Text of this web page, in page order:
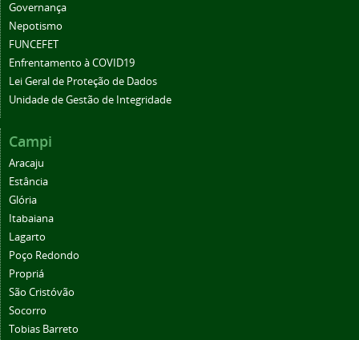
Governança
Nepotismo
FUNCEFET
Enfrentamento à COVID19
Lei Geral de Proteção de Dados
Unidade de Gestão de Integridade
Campi
Aracaju
Estância
Glória
Itabaiana
Lagarto
Poço Redondo
Propriá
São Cristóvão
Socorro
Tobias Barreto